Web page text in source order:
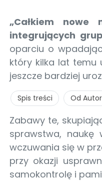
„Całkiem
integrujących
oparciu o
który kilka lat temu
jeszcze bardziej
Spis treści Od
Zabawy te,
sprawstwa, naukę
wczuwania się w
przy okazji
samokontrolę i